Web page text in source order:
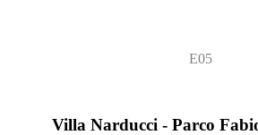
E05
Villa Narducci - Parco